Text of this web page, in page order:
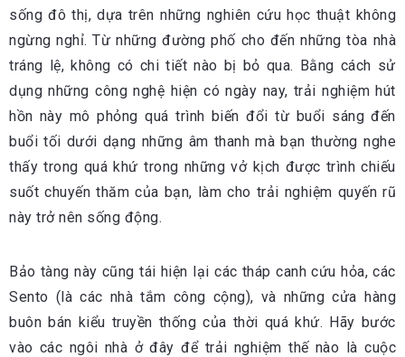
sống đô thị, dựa trên những nghiên cứu học thuật không
ngừng nghỉ. Từ những đường phố cho đến những tòa nhà
tráng lệ, không có chi tiết nào bị bỏ qua. Bằng cách sử
dụng những công nghệ hiện có ngày nay, trải nghiệm hút
hồn này mô phỏng quá trình biến đổi từ buổi sáng đến
buổi tối dưới dạng những âm thanh mà bạn thường nghe
thấy trong quá khứ trong những vở kịch được trình chiếu
suốt chuyến thăm của bạn, làm cho trải nghiệm quyến rũ
này trở nên sống động.
Bảo tàng này cũng tái hiện lại các tháp canh cứu hỏa, các
Sento (là các nhà tắm công cộng), và những cửa hàng
buôn bán kiểu truyền thống của thời quá khứ. Hãy bước
vào các ngôi nhà ở đây để trải nghiệm thế nào là cuộc